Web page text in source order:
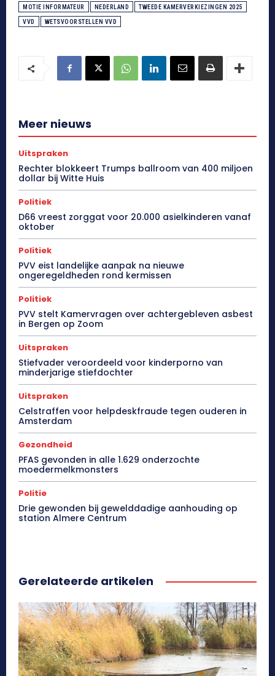
MOTIE INFORMATEUR NEDERLAND TWEEDE KAMERVERKIEZINGEN 2025
VVD WETSVOORSTELLEN VVD
Meer nieuws
Uitspraken
Rechter blokkeert Trumps ballroom van 400 miljoen
dollar bij Witte Huis
Politiek
D66 vreest zorggat voor 20.000 asielkinderen vanaf
oktober
Politiek
PVV eist landelijke aanpak na nieuwe
ongeregeldheden rond kermissen
Politiek
PVV stelt Kamervragen over achtergebleven asbest
in Bergen op Zoom
Uitspraken
Stiefvader veroordeeld voor kinderporno van
minderjarige stiefdochter
Uitspraken
Celstraffen voor helpdeskfraude tegen ouderen in
Amsterdam
Gezondheid
PFAS gevonden in alle 1.629 onderzochte
moedermelkmonsters
Politie
Drie gewonden bij gewelddadige aanhouding op
station Almere Centrum
Gerelateerde artikelen